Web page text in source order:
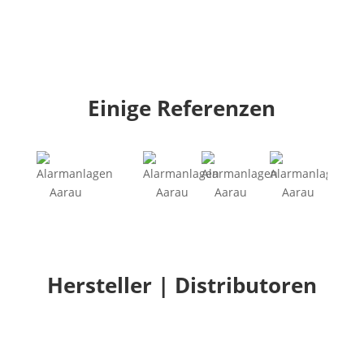
Einige Referenzen
Hersteller | Distributoren